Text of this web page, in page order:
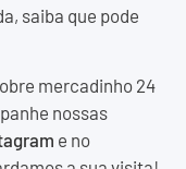
saiba que pode
mercadinho 24
nossas
e no